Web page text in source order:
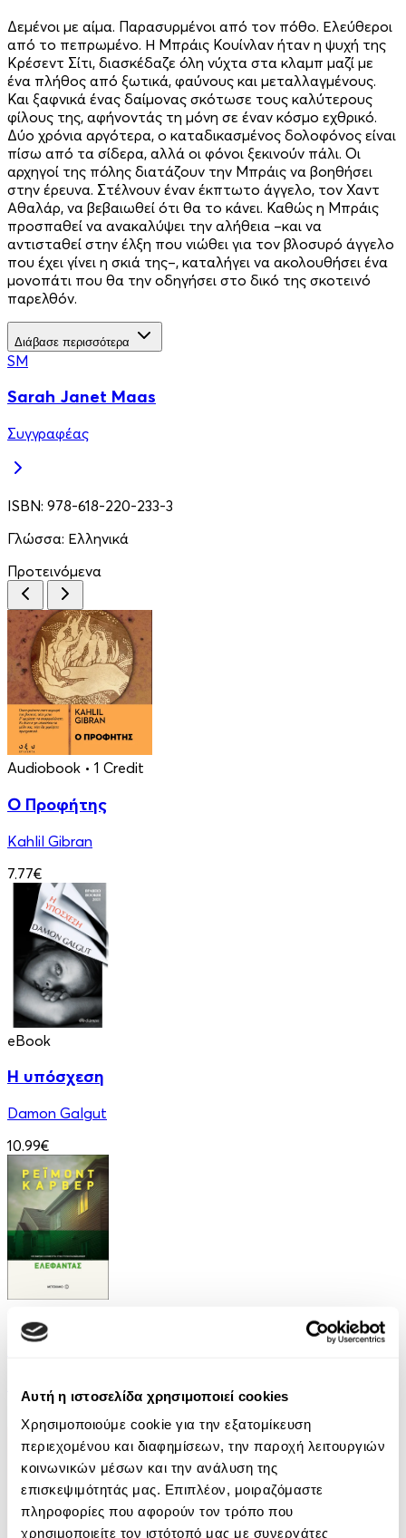
Αυτή η ιστοσελίδα χρησιμοποιεί cookies
Χρησιμοποιούμε cookie για την εξατομίκευση
περιεχομένου και διαφημίσεων, την παροχή λειτουργιών
κοινωνικών μέσων και την ανάλυση της
επισκεψιμότητάς μας. Επιπλέον, μοιραζόμαστε
πληροφορίες που αφορούν τον τρόπο που
χρησιμοποιείτε τον ιστότοπό μας με συνεργάτες
Δεμένοι με αίμα. Παρασυρμένοι από τον πόθο. Ελεύθεροι
από το πεπρωμένο. Η Μπράις Κουίνλαν ήταν η ψυχή της
Κρέσεντ Σίτι, διασκέδαζε όλη νύχτα στα κλαμπ μαζί με
ένα πλήθος από ξωτικά, φαύνους και μεταλλαγμένους.
Και ξαφνικά ένας δαίμονας σκότωσε τους καλύτερους
φίλους της, αφήνοντάς τη μόνη σε έναν κόσμο εχθρικό.
Δύο χρόνια αργότερα, ο καταδικασμένος δολοφόνος είναι
πίσω από τα σίδερα, αλλά οι φόνοι ξεκινούν πάλι. Οι
αρχηγοί της πόλης διατάζουν την Μπράις να βοηθήσει
στην έρευνα. Στέλνουν έναν έκπτωτο άγγελο, τον Χαντ
Αθαλάρ, να βεβαιωθεί ότι θα το κάνει. Καθώς η Μπράις
προσπαθεί να ανακαλύψει την αλήθεια –και να
αντισταθεί στην έλξη που νιώθει για τον βλοσυρό άγγελο
που έχει γίνει η σκιά της–, καταλήγει να ακολουθήσει ένα
μονοπάτι που θα την οδηγήσει στο δικό της σκοτεινό
παρελθόν.
Διάβασε περισσότερα
SM
Sarah Janet Maas
Συγγραφέας
ISBN: 978-618-220-233-3
Γλώσσα: Ελληνικά
Προτεινόμενα
Audiobook • 1 Credit
Ο Προφήτης
Kahlil Gibran
7.77€
eBook
Η υπόσχεση
Damon Galgut
10.99€
Ελέφαντας
7.99€